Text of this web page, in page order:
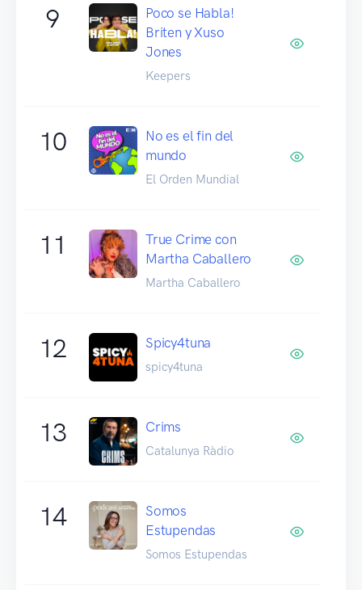
9
Poco se Habla!
Briten y Xuso
Jones
Keepers
10
No es el fin del
mundo
El Orden Mundial
11
True Crime con
Martha Caballero
Martha Caballero
12 Spicy4tuna
spicy4tuna
13 Crims
Catalunya Ràdio
14
Somos
Estupendas
Somos Estupendas